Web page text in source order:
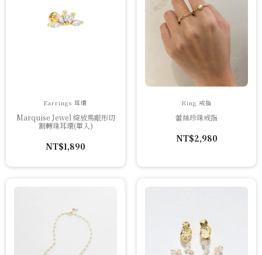
Earrings 耳環
Marquise Jewel 綻放馬眼形切
割轉珠耳環(單入)
NT$1,890
Ring 戒指
蕾絲珍珠戒指
NT$2,980